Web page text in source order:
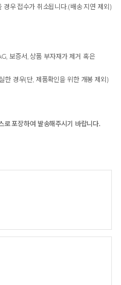
우 접수가 취소됩니다.(배송 지연 제외)
보증서, 상품 부자재가 제거 혹은
한 경우(단, 제품확인을 위한 개봉 제외)
로 포장하여 발송해주시기 바랍니다.